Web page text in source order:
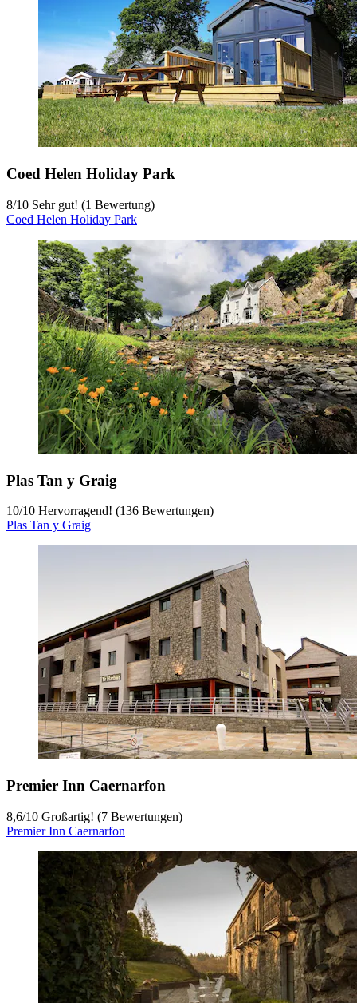
Coed Helen Holiday Park
8/10 Sehr gut! (1 Bewertung)
Coed Helen Holiday Park
Plas Tan y Graig
10/10 Hervorragend! (136 Bewertungen)
Plas Tan y Graig
Premier Inn Caernarfon
8,6/10 Großartig! (7 Bewertungen)
Premier Inn Caernarfon